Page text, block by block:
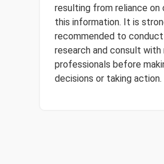
resulting from reliance on
this information. It is
recommended to
research and consult with
professionals before
decisions or taking action.